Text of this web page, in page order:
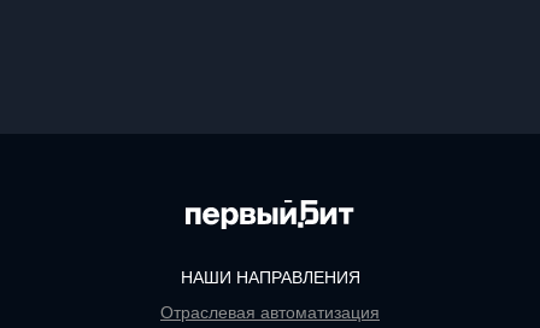
НАШИ НАПРАВЛЕНИЯ
Отраслевая автоматизация